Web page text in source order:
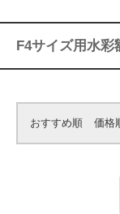
F4サイズ用水彩
おすすめ順 価格